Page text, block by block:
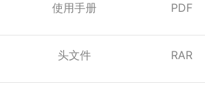
使用手册 PDF
头文件 RAR